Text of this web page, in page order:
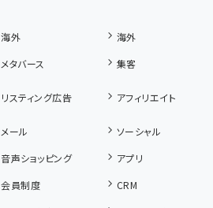
海外
海外
メタバース
集客
リスティング広告 アフィリエイト
メール
ソーシャル
音声ショッピング
アプリ
会員制度
CRM